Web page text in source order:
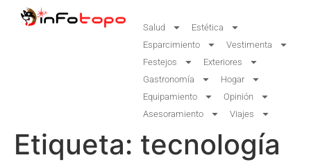
Salud
Estética
Esparcimiento
Vestimenta
Festejos
Exteriores
Gastronomía
Hogar
Equipamiento
Opinión
Asesoramiento
Viajes
Etiqueta: tecnología